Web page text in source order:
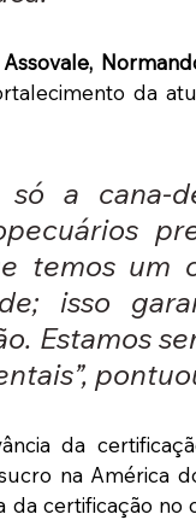
da
a cana-
temos um
isso
Estamos
da
na América
da certificação